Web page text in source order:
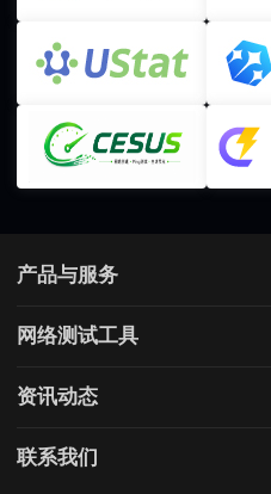
产品与服务
测网速
网络测试工具
网站连通性测试
购票测速
资讯动态
公告通知
联系我们